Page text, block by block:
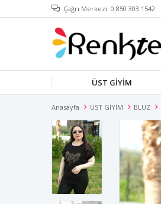
Çağrı Merkezi: 0 850 303 1542
ÜST GİYİM
Anasayfa ÜST GİYİM BLUZ